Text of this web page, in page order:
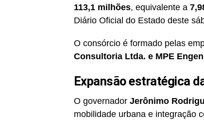
113,1 milhões, equivalente a
Diário Oficial do Estado deste
O consórcio é formado pelas
Consultoria Ltda. e MPE
Expansão estratégica
O governador Jerônimo
mobilidade urbana e integração